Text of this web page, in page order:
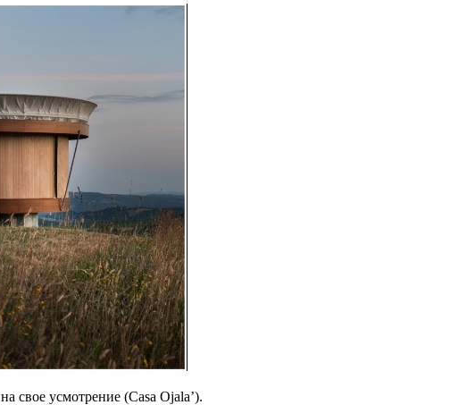
свое усмотрение (Casa Ojala’).